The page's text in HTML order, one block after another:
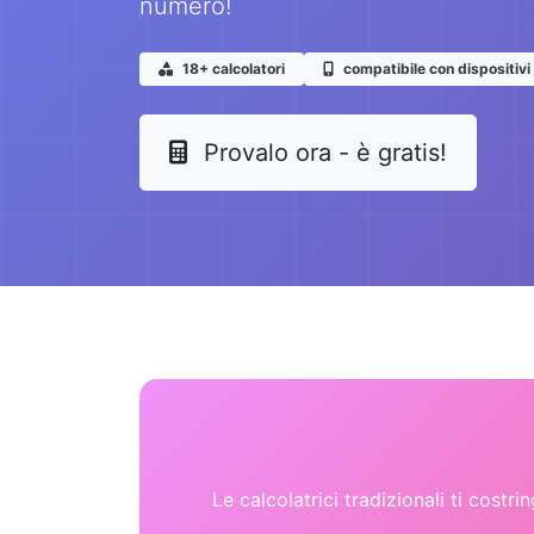
numero!
18+ calcolatori compatibile con dispositivi
Provalo ora - è gratis!
Le calcolatrici tradizionali ti